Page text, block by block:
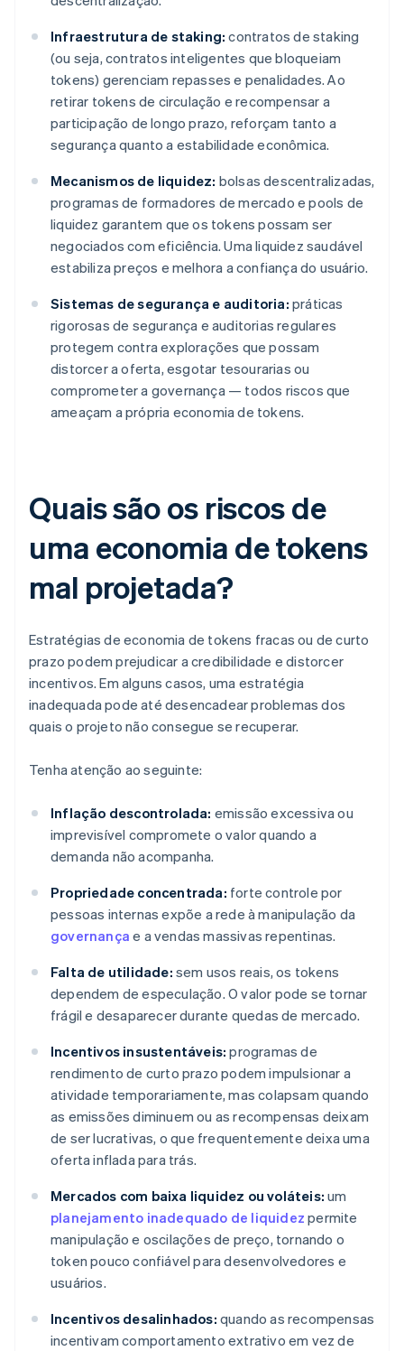
Infraestrutura de staking: contratos de staking
(ou seja, contratos inteligentes que bloqueiam
tokens) gerenciam repasses e penalidades. Ao
retirar tokens de circulação e recompensar a
participação de longo prazo, reforçam tanto a
segurança quanto a estabilidade econômica.
Mecanismos de liquidez: bolsas descentralizadas,
programas de formadores de mercado e pools de
liquidez garantem que os tokens possam ser
negociados com eficiência. Uma liquidez saudável
estabiliza preços e melhora a confiança do usuário.
Sistemas de segurança e auditoria: práticas
rigorosas de segurança e auditorias regulares
protegem contra explorações que possam
distorcer a oferta, esgotar tesourarias ou
comprometer a governança — todos riscos que
ameaçam a própria economia de tokens.
Quais são os riscos de
uma economia de tokens
mal projetada?
Estratégias de economia de tokens fracas ou de curto
prazo podem prejudicar a credibilidade e distorcer
incentivos. Em alguns casos, uma estratégia
inadequada pode até desencadear problemas dos
quais o projeto não consegue se recuperar.
Tenha atenção ao seguinte:
Inflação descontrolada: emissão excessiva ou
imprevisível compromete o valor quando a
demanda não acompanha.
Propriedade concentrada: forte controle por
pessoas internas expõe a rede à manipulação da
governança e a vendas massivas repentinas.
Falta de utilidade: sem usos reais, os tokens
dependem de especulação. O valor pode se tornar
frágil e desaparecer durante quedas de mercado.
Incentivos insustentáveis: programas de
rendimento de curto prazo podem impulsionar a
atividade temporariamente, mas colapsam quando
as emissões diminuem ou as recompensas deixam
de ser lucrativas, o que frequentemente deixa uma
oferta inflada para trás.
Mercados com baixa liquidez ou voláteis: um
planejamento inadequado de liquidez permite
manipulação e oscilações de preço, tornando o
token pouco confiável para desenvolvedores e
usuários.
Incentivos desalinhados: quando as recompensas
incentivam comportamento extrativo em vez de